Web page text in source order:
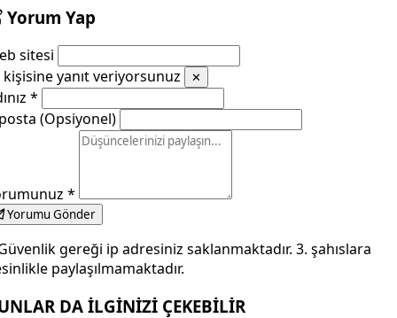
Yorum Yap
sitesi
kişisine yanıt veriyorsunuz
✕
*
(Opsiyonel)
*
Yorumu Gönder
gereği ip adresiniz saklanmaktadır. 3. şahıslara
paylaşılmamaktadır.
DA İLGİNİZİ ÇEKEBİLİR